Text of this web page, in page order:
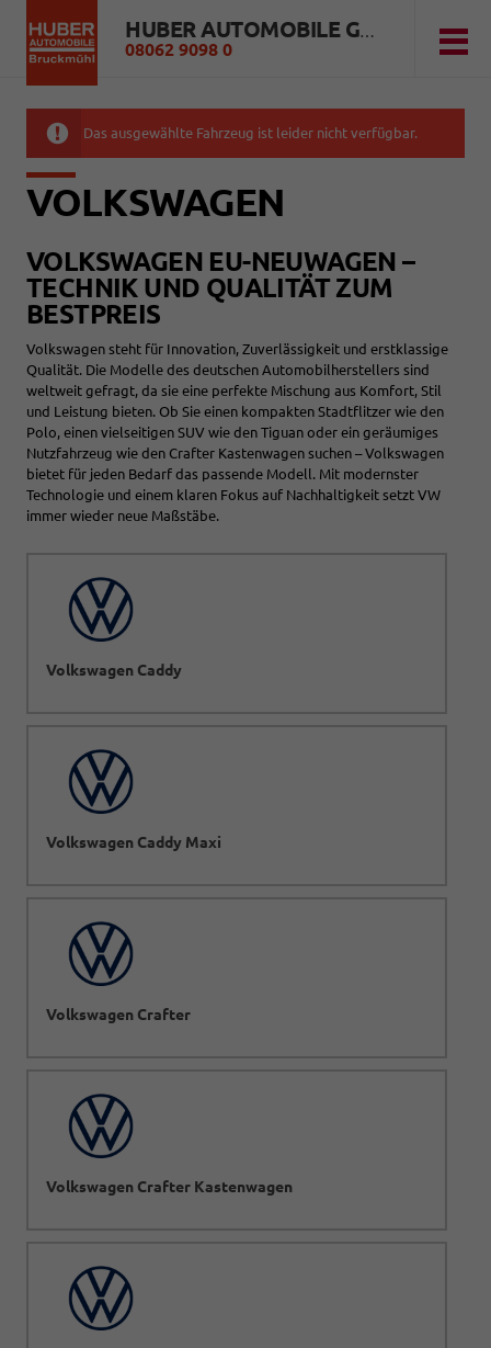
HUBER AUTOMOBILE GMBH
08062 9098 0
Das ausgewählte Fahrzeug ist leider nicht verfügbar.
VOLKSWAGEN
VOLKSWAGEN EU-NEUWAGEN –
TECHNIK UND QUALITÄT ZUM
BESTPREIS
Volkswagen steht für Innovation, Zuverlässigkeit und erstklassige
Qualität. Die Modelle des deutschen Automobilherstellers sind
weltweit gefragt, da sie eine perfekte Mischung aus Komfort, Stil
und Leistung bieten. Ob Sie einen kompakten Stadtflitzer wie den
Polo, einen vielseitigen SUV wie den Tiguan oder ein geräumiges
Nutzfahrzeug wie den Crafter Kastenwagen suchen – Volkswagen
bietet für jeden Bedarf das passende Modell. Mit modernster
Technologie und einem klaren Fokus auf Nachhaltigkeit setzt VW
immer wieder neue Maßstäbe.
Volkswagen Caddy
Volkswagen Caddy Maxi
Volkswagen Crafter
Volkswagen Crafter Kastenwagen